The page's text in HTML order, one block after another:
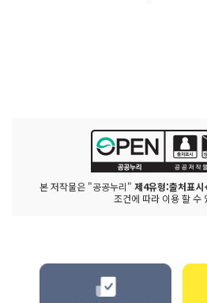
본 저작물은 "공공누리" 제4유형:출처표시
조건에 따라 이용 할 수